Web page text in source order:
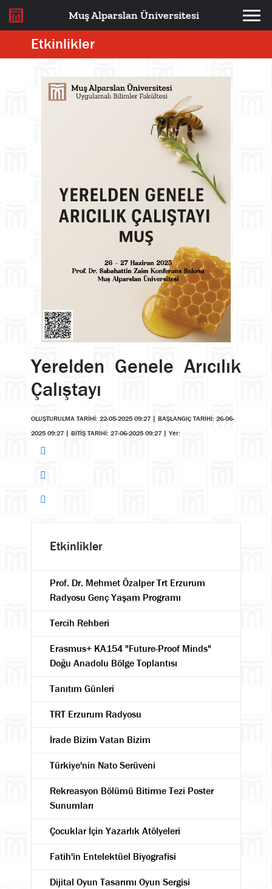
Muş Alparslan Üniversitesi
Etkinlikler
Yerelden Genele Arıcılık
Çalıştayı
OLUŞTURULMA TARİHİ: 22-05-2025 09:27 | BAŞLANGIÇ TARİHİ: 26-06-
2025 09:27 | BİTİŞ TARİHİ: 27-06-2025 09:27 | Yer:
Etkinlikler
Prof. Dr. Mehmet Özalper Trt Erzurum
Radyosu Genç Yaşam Programı
Tercih Rehberi
Erasmus+ KA154 "Future-Proof Minds"
Doğu Anadolu Bölge Toplantısı
Tanıtım Günleri
TRT Erzurum Radyosu
İrade Bizim Vatan Bizim
Türkiye'nin Nato Serüveni
Rekreasyon Bölümü Bitirme Tezi Poster
Sunumları
Çocuklar İçin Yazarlık Atölyeleri
Fatih'in Entelektüel Biyografisi
Dijital Oyun Tasarımı Oyun Sergisi